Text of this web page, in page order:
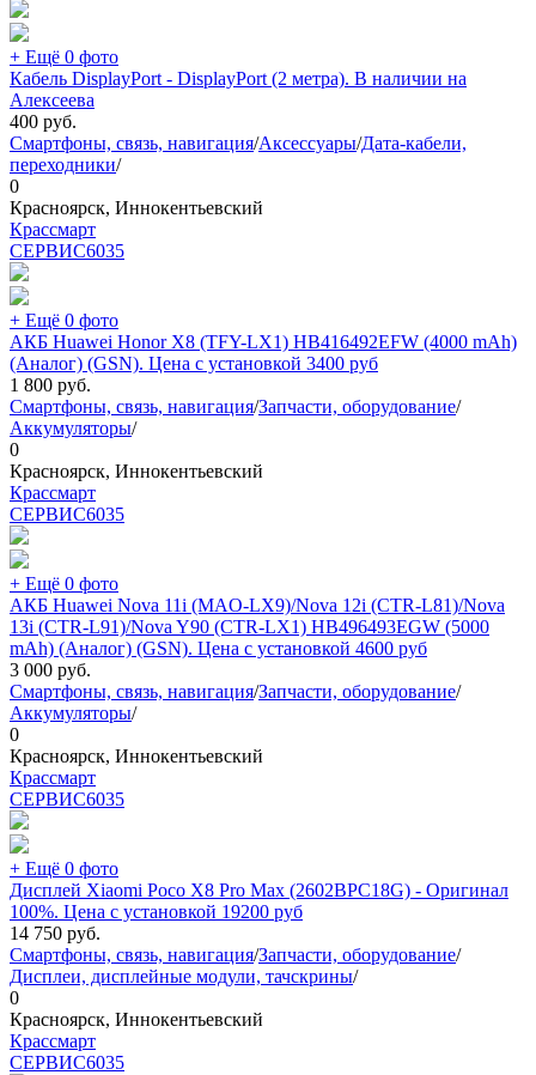
+ Ещё 0 фото
Кабель DisplayPort - DisplayPort (2 метра). В наличии на
Алексеева
400 руб.
Смартфоны, связь, навигация/Аксессуары/Дата-кабели,
переходники/
0
Красноярск, Иннокентьевский
Крассмарт
СЕРВИС6035
+ Ещё 0 фото
АКБ Huawei Honor X8 (TFY-LX1) HB416492EFW (4000 mAh)
(Аналог) (GSN). Цена с установкой 3400 руб
1 800 руб.
Смартфоны, связь, навигация/Запчасти, оборудование/
Аккумуляторы/
0
Красноярск, Иннокентьевский
Крассмарт
СЕРВИС6035
+ Ещё 0 фото
АКБ Huawei Nova 11i (MAO-LX9)/Nova 12i (CTR-L81)/Nova
13i (CTR-L91)/Nova Y90 (CTR-LX1) HB496493EGW (5000
mAh) (Аналог) (GSN). Цена с установкой 4600 руб
3 000 руб.
Смартфоны, связь, навигация/Запчасти, оборудование/
Аккумуляторы/
0
Красноярск, Иннокентьевский
Крассмарт
СЕРВИС6035
+ Ещё 0 фото
Дисплей Xiaomi Poco X8 Pro Max (2602BPC18G) - Оригинал
100%. Цена с установкой 19200 руб
14 750 руб.
Смартфоны, связь, навигация/Запчасти, оборудование/
Дисплеи, дисплейные модули, тачскрины/
0
Красноярск, Иннокентьевский
Крассмарт
СЕРВИС6035